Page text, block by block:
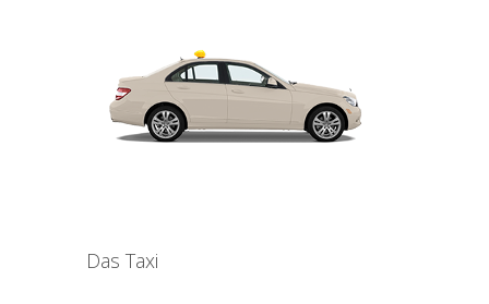
Das Taxi